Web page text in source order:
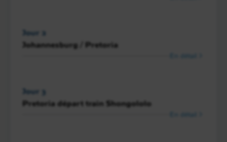
Jour 2
Johannesburg / Pretoria
Jour 3
Pretoria départ train Shongololo